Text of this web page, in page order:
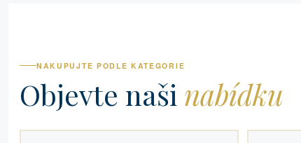
NAKUPUJTE PODLE KATEGORIE
Objevte naši nabídku